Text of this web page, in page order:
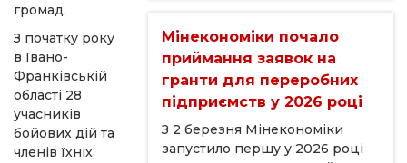
громад.
З початку року
в Івано-
Франківській
області 28
учасників
бойових дій та
членів їхніх
Мінекономіки почало
приймання заявок на
гранти для переробних
підприємств у 2026 році
З 2 березня Мінекономіки
запустило першу у 2026 році